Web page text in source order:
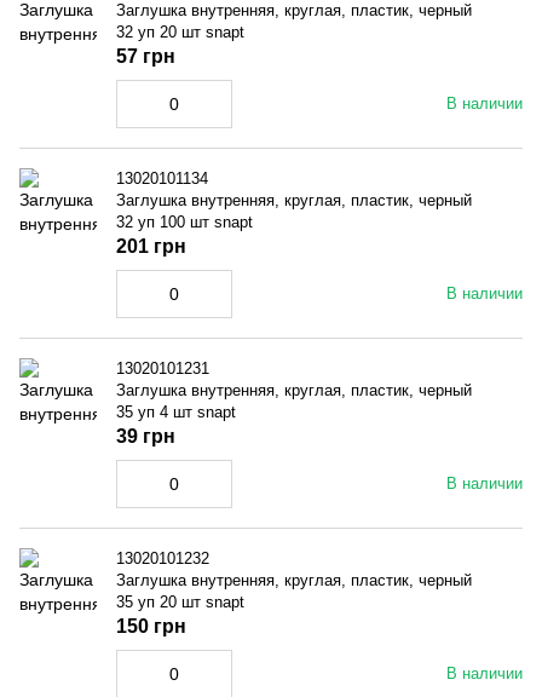
Заглушка внутренняя, круглая, пластик, черный
32 уп 20 шт snapt
В наличии
57 грн
13020101134
Заглушка внутренняя, круглая, пластик, черный
32 уп 100 шт snapt
В наличии
201 грн
13020101231
Заглушка внутренняя, круглая, пластик, черный
35 уп 4 шт snapt
В наличии
39 грн
13020101232
Заглушка внутренняя, круглая, пластик, черный
35 уп 20 шт snapt
В наличии
150 грн